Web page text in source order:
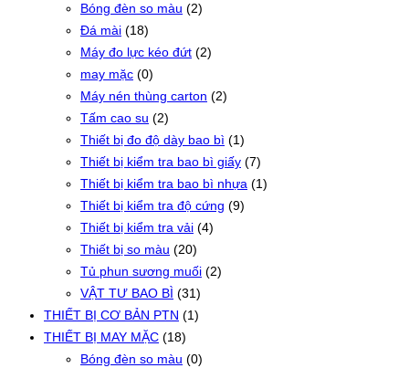
Bóng đèn so màu (2)
Đá mài (18)
Máy đo lực kéo đứt (2)
may mặc (0)
Máy nén thùng carton (2)
Tấm cao su (2)
Thiết bị đo độ dày bao bì (1)
Thiết bị kiểm tra bao bì giấy (7)
Thiết bị kiểm tra bao bì nhựa (1)
Thiết bị kiểm tra độ cứng (9)
Thiết bị kiểm tra vải (4)
Thiết bị so màu (20)
Tủ phun sương muối (2)
VẬT TƯ BAO BÌ (31)
THIẾT BỊ CƠ BẢN PTN (1)
THIẾT BỊ MAY MẶC (18)
Bóng đèn so màu (0)